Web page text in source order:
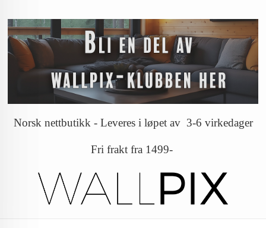
Norsk nettbutikk - Leveres i løpet av 3-6 virkedager
Fri frakt fra 1499-